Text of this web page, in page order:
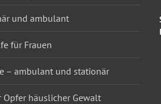
und ambulant
für Frauen
– ambulant und stationär
häuslicher Gewalt